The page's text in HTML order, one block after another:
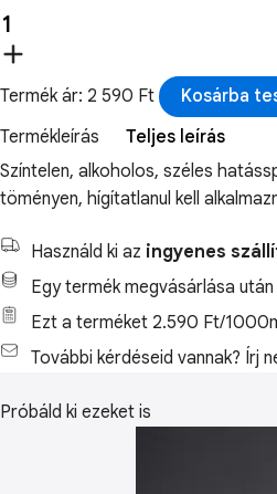
Termék ár: 2 590 Ft
Kosárba
Termékleírás
Teljes leírás
Színtelen, alkoholos, széles
töményen, hígítatlanul kell
Használd ki az ingyenes
Egy termék megvásárlása után
Ezt a terméket 2.590 Ft/
További kérdéseid vannak? Írj
Próbáld ki ezeket is